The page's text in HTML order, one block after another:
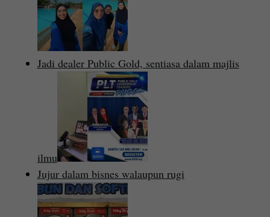
Jadi dealer Public Gold, sentiasa dalam majlis
ilmu
Jujur dalam bisnes walaupun rugi